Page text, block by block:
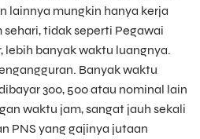
lainnya mungkin hanya kerja
tidak seperti Pegawai
lebih banyak waktu luangnya.
Banyak waktu
300, 500 atau nominal lain
waktu jam, sangat jauh sekali
PNS yang gajinya jutaan